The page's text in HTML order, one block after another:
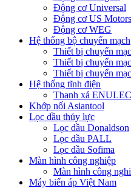
Động cơ Universal
Động cơ US Motors
Động cơ WEG
Hệ thống bộ chuyển mạch
Thiết bị chuyển
Thiết bị chuyển
Thiết bị chuyển
Hệ thống tĩnh điện
Thanh xả ENULEC
Khớp nối Asiantool
Lọc dầu thủy lực
Lọc dầu Donaldson
Lọc dầu PALL
Lọc dầu Sofima
Màn hình công nghiệp
Màn hình công
Máy biến áp Việt Nam